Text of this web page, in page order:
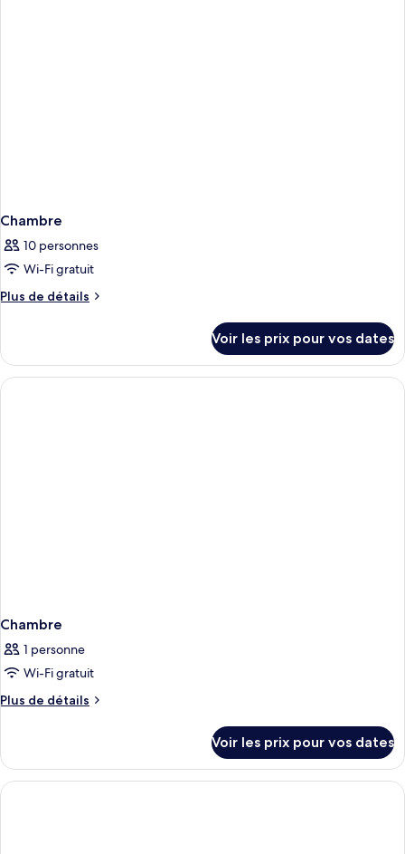
Chambre
10 personnes
Wi-Fi gratuit
Plus de détails
Plus
le
type
de
Voir les prix pour vos dates
Chambre
1 personne
Wi-Fi gratuit
Plus de détails
Plus
le
type
de
Voir les prix pour vos dates